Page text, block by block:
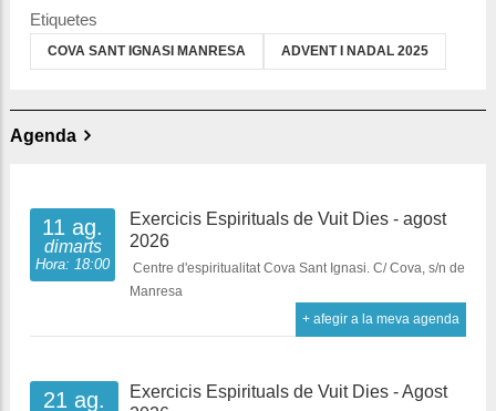
Etiquetes
COVA SANT IGNASI MANRESA ADVENT I NADAL 2025
Agenda
11 ag.
dimarts
Hora: 18:00
Exercicis Espirituals de Vuit Dies - agost
2026
Centre d'espiritualitat Cova Sant Ignasi. C/ Cova, s/n de
Manresa
+ afegir a la meva agenda
21 ag.
Exercicis Espirituals de Vuit Dies - Agost